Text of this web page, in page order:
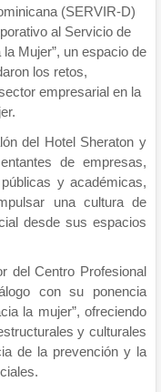
(SERVIR-D)
al Servicio de
Mujer”, un espacio de
los retos,
empresarial en la
del Hotel Sheraton y
de empresas,
y académicas,
una cultura de
desde sus espacios
del Centro Profesional
con su ponencia
la mujer”, ofreciendo
y culturales
de la prevención y la